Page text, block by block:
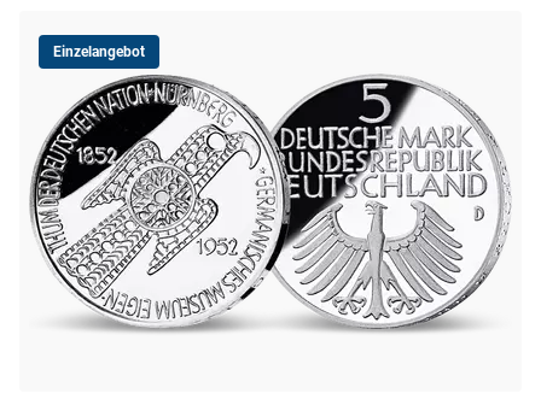
Einzelangebot